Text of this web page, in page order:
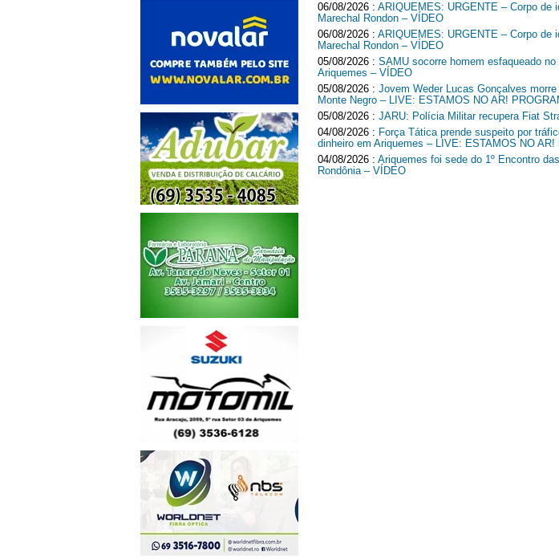
06/08/2026 : ARIQUEMES: URGENTE – Corpo de
Marechal Rondon – VÍDEO
06/08/2026 : ARIQUEMES: URGENTE – Corpo de
Marechal Rondon – VÍDEO
05/08/2026 : SAMU socorre homem esfaqueado
Ariquemes – VÍDEO
05/08/2026 : Jovem Weder Lucas Gonçalves
Monte Negro – LIVE: ESTAMOS NO AR!
05/08/2026 : JARU: Polícia Militar recupera Fiat
04/08/2026 : Força Tática prende suspeito por
dinheiro em Ariquemes – LIVE: ESTAMOS NO
04/08/2026 : Ariquemes foi sede do 1º Encontro
Rondônia – VÍDEO